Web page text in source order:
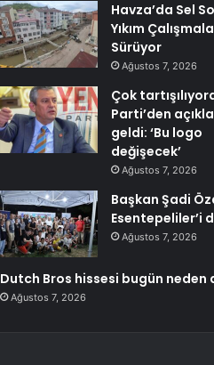
Havza’da Sel
Yıkım
Sürüyor
Ağustos 7, 2026
Çok
Parti’den
geldi: ‘Bu logo
değişecek’
Ağustos 7, 2026
Başkan Şadi
Esentepeliler’i
Ağustos 7, 2026
Dutch Bros hissesi bugün neden
Ağustos 7, 2026